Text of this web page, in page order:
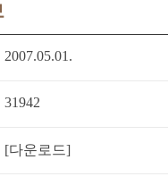
2007.05.01.
31942
[다운로드]